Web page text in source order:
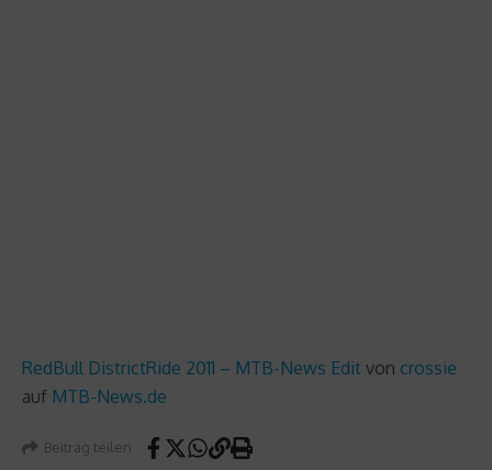
RedBull DistrictRide 2011 – MTB-News Edit von crossie
auf MTB-News.de
Beitrag teilen